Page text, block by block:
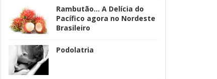
Rambutão... A Delícia do
Pacífico agora no Nordeste
Brasileiro
Podolatria